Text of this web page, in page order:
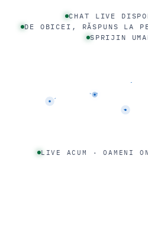
CHAT LIVE
DE OBICEI, RĂSPUNS LA
SPRIJIN
LIVE ACUM · OAMENI